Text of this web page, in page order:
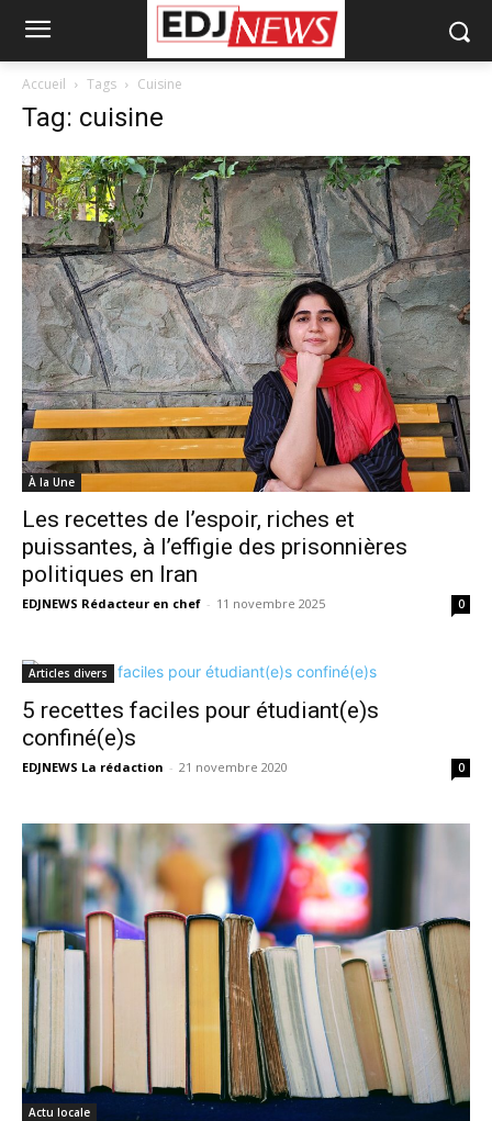
Accueil Tags Cuisine
Tag: cuisine
À la Une
Les recettes de l’espoir, riches et
puissantes, à l’effigie des prisonnières
politiques en Iran
EDJNEWS Rédacteur en chef - 11 novembre 2025 0
Articles divers
5 recettes faciles pour étudiant(e)s
confiné(e)s
EDJNEWS La rédaction - 21 novembre 2020 0
Actu locale